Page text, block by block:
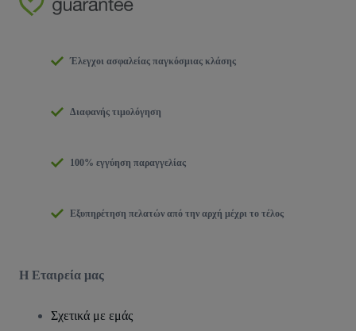
Έλεγχοι ασφαλείας παγκόσμιας κλάσης
Διαφανής τιμολόγηση
100% εγγύηση παραγγελίας
Εξυπηρέτηση πελατών από την αρχή μέχρι το τέλος
Η Εταιρεία μας
Σχετικά με εμάς